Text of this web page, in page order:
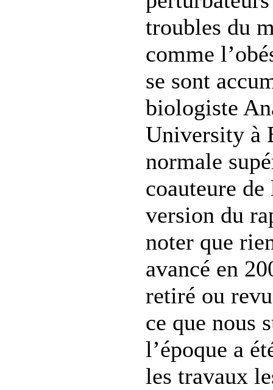
troubles du
comme
se sont
biologiste
University à
normale
coauteure de
version du
noter que
avancé en
retiré ou
ce que nous
l’époque a
les travaux